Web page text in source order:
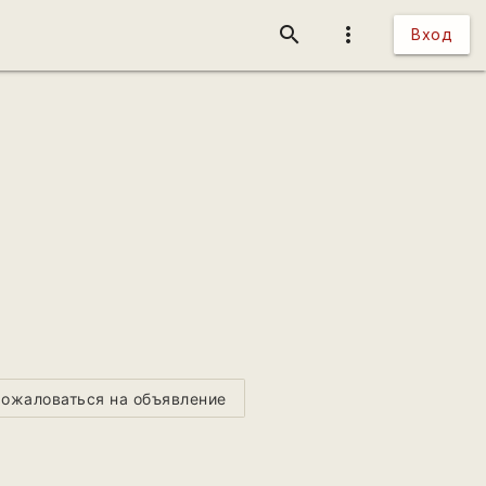
more_vert Вход
search
на объявление